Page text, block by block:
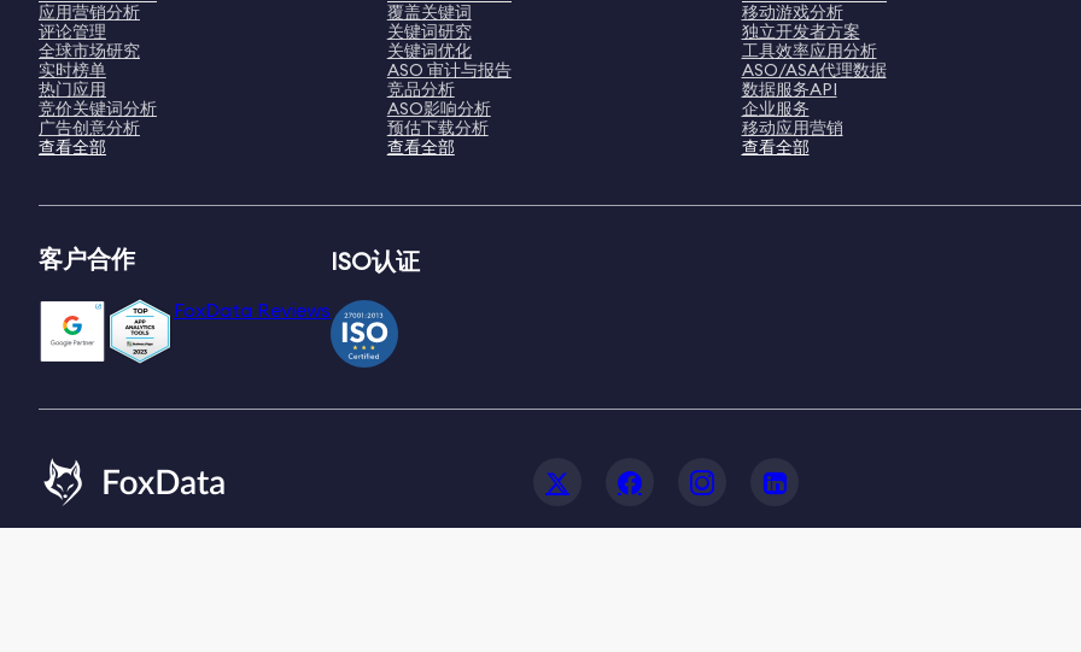
应用营销分析
评论管理
全球市场研究
实时榜单
热门应用
竞价关键词分析
广告创意分析
查看全部
覆盖关键词
关键词研究
关键词优化
ASO 审计与报告
竞品分析
ASO影响分析
预估下载分析
查看全部
移动游戏分析
独立开发者方案
工具效率应用分析
ASO/ASA代理数据
数据服务API
企业服务
移动应用营销
查看全部
客户合作
FoxData Reviews
ISO认证